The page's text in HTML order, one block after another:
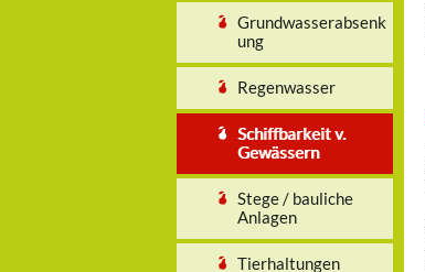
Grundwasserabsenk
ung
Regenwasser
Schiffbarkeit v.
Gewässern
Stege / bauliche
Anlagen
Tierhaltungen